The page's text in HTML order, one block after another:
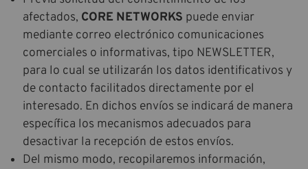
afectados, CORE NETWORKS puede enviar
mediante correo electrónico comunicaciones
comerciales o informativas, tipo NEWSLETTER,
para lo cual se utilizarán los datos identificativos y
de contacto facilitados directamente por el
interesado. En dichos envíos se indicará de manera
específica los mecanismos adecuados para
desactivar la recepción de estos envíos.
Del mismo modo, recopilaremos información,